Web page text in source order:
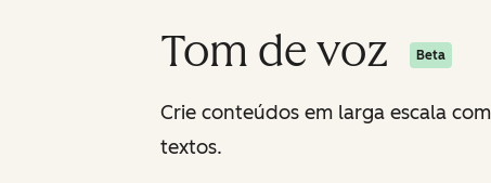
Tom de voz Beta
Crie conteúdos em larga escala
textos.